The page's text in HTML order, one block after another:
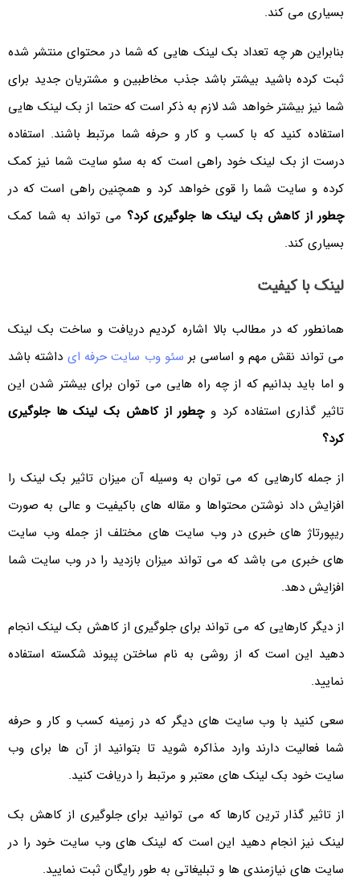
بسیاری می کند.
بنابراین هر چه تعداد بک لینک هایی که شما در محتوای منتشر شده
ثبت کرده باشید بیشتر باشد جذب مخاطبین و مشتریان جدید برای
شما نیز بیشتر خواهد شد لازم به ذکر است که حتما از بک لینک هایی
استفاده کنید که با کسب و کار و حرفه شما مرتبط باشند. استفاده
درست از بک لینک خود راهی است که به سئو سایت شما نیز کمک
کرده و سایت شما را قوی خواهد کرد و همچنین راهی است که در
چطور از کاهش بک لینک ها جلوگیری کرد؟می تواند به شما کمک
بسیاری کند.
لینک با کیفیت
همانطور که در مطالب بالا اشاره کردیم دریافت و ساخت بک لینک
می تواند نقش مهم و اساسی برسئو وب سایت حرفه ایداشته باشد
و اما باید بدانیم که از چه راه هایی می توان برای بیشتر شدن این
تاثیر گذاری استفاده کرد و چطور از کاهش بک لینک ها جلوگیری
کرد؟
از جمله کارهایی که می توان به وسیله آن میزان تاثیر بک لینک را
افزایش داد نوشتن محتواها و مقاله های باکیفیت و عالی به صورت
ریپورتاژ های خبری در وب سایت های مختلف از جمله وب سایت
های خبری می باشد که می تواند میزان بازدید را در وب سایت شما
افزایش دهد.
از دیگر کارهایی که می تواند برای جلوگیری از کاهش بک لینک انجام
دهید این است که از روشی به نام ساختن پیوند شکسته استفاده
نمایید.
سعی کنید با وب سایت های دیگر که در زمینه کسب و کار و حرفه
شما فعالیت دارند وارد مذاکره شوید تا بتوانید از آن ها برای وب
سایت خود بک لینک های معتبر و مرتبط را دریافت کنید.
از تاثیر گذار ترین کارها که می توانید برای جلوگیری از کاهش بک
لینک نیز انجام دهید این است که لینک های وب سایت خود را در
سایت های نیازمندی ها و تبلیغاتی به طور رایگان ثبت نمایید.